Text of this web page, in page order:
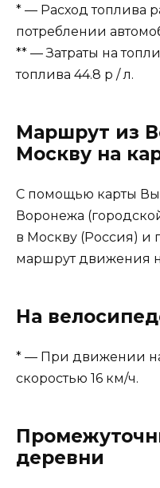
* — Расход топлива
потреблении
** — Затраты на
топлива 44.8 р / л.
Маршрут из
Москву на
С помощью карты Вы
Воронежа
в Москву (Россия) и
маршрут движения
На
* — При движении
скоростью 16 км/ч.
деревни